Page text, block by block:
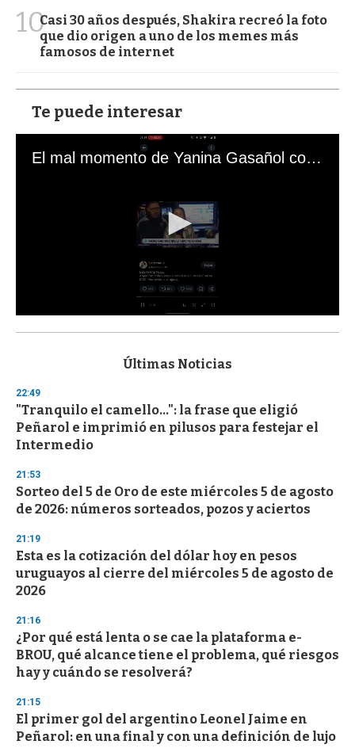
10Casi 30 años después, Shakira recreó la foto
que dio origen a uno de los memes más
famosos de internet
Te puede interesar
El mal momento de Yanina Gasañol con un hincha argentino en "Subrayado"
s
d
s
o
f
3
s
e
c
o
d
s
Últimas Noticias
22:49
"Tranquilo el camello...": la frase que eligió
Peñarol e imprimió en pilusos para festejar el
Intermedio
21:53
Sorteo del 5 de Oro de este miércoles 5 de agosto
de 2026: números sorteados, pozos y aciertos
21:19
Esta es la cotización del dólar hoy en pesos
uruguayos al cierre del miércoles 5 de agosto de
2026
21:16
¿Por qué está lenta o se cae la plataforma e-
BROU, qué alcance tiene el problema, qué riesgos
hay y cuándo se resolverá?
21:15
El primer gol del argentino Leonel Jaime en
Peñarol: en una final y con una definición de lujo